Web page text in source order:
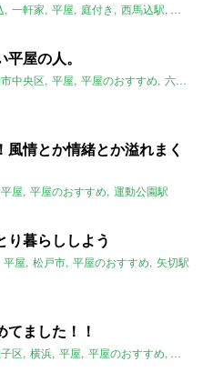
一軒家 平屋 庭付き 西馬込駅 平屋
屋の人。
中央区 平屋 平屋のおすすめ 六本松駅
風情とか情緒とか溢れまく
平屋 平屋のおすすめ 運動公園駅
り暮らししよう
平屋 松戸市 平屋のおすすめ 矢切駅
てました！！
区 横浜 平屋 平屋のおすすめ リノ